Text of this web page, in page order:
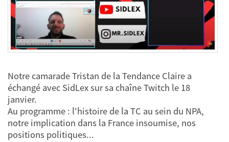
Notre camarade Tristan de la Tendance Claire a
échangé avec SidLex sur sa chaîne Twitch le 18
janvier.
Au programme : l'histoire de la TC au sein du NPA,
notre implication dans la France insoumise, nos
positions politiques...